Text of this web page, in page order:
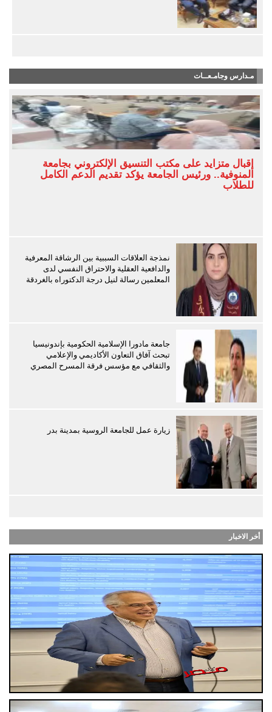
مـدارس وجامـعــات
إقبال متزايد على مكتب التنسيق الإلكتروني بجامعة
المنوفية.. ورئيس الجامعة يؤكد تقديم الدعم الكامل
للطلاب
نمذجة العلاقات السببية بين الرشاقة المعرفية
والدافعية العقلية والاحتراق النفسي لدى
المعلمين رسالة لنيل درجة الدكتوراه بالغردقة
جامعة مادورا الإسلامية الحكومية بإندونيسيا
تبحث آفاق التعاون الأكاديمي والإعلامي
والثقافي مع مؤسس فرقة المسرح المصري
زيارة عمل للجامعة الروسية بمدينة بدر
أخر الاخبار